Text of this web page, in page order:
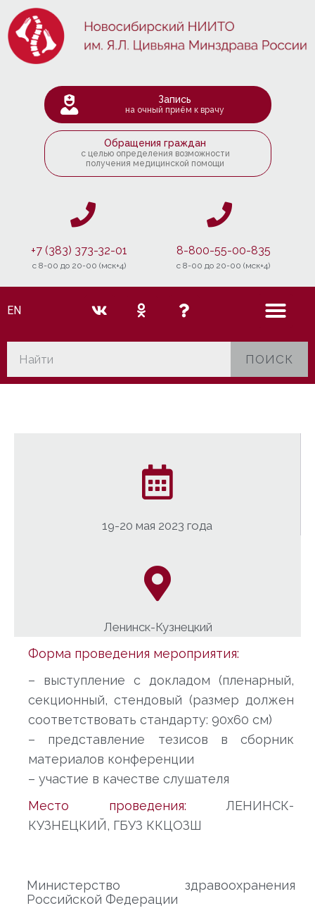
Запись
на очный приём к врачу
Обращения граждан
с целью определения возможности
получения медицинской помощи
+7 (383) 373-32-01
c 8-00 до 20-00 (мск+4)
8-800-55-00-835
c 8-00 до 20-00 (мск+4)
EN
ПОИСК
19-20 мая 2023 года
Ленинск-Кузнецкий
Форма проведения мероприятия:
– выступление с докладом (пленарный,
секционный, стендовый (размер должен
соответствовать стандарту: 90х60 см)
– представление тезисов в сборник
материалов конференции
– участие в качестве слушателя
Место проведения: ЛЕНИНСК-
КУЗНЕЦКИЙ, ГБУЗ ККЦОЗШ
Министерство здравоохранения
Российской Федерации